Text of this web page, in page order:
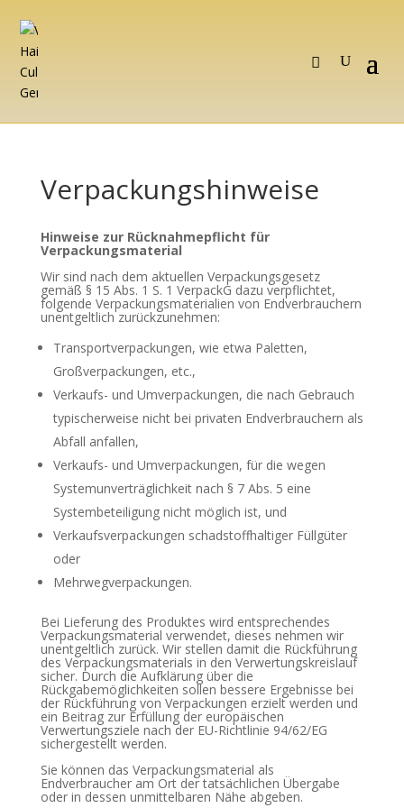
Verpackungshinweise
Hinweise zur Rücknahmepflicht für
Verpackungsmaterial
Wir sind nach dem aktuellen Verpackungsgesetz
gemäß § 15 Abs. 1 S. 1 VerpackG dazu verpflichtet,
folgende Verpackungsmaterialien von Endverbrauchern
unentgeltlich zurückzunehmen:
Transportverpackungen, wie etwa Paletten,
Großverpackungen, etc.,
Verkaufs- und Umverpackungen, die nach Gebrauch
typischerweise nicht bei privaten Endverbrauchern als
Abfall anfallen,
Verkaufs- und Umverpackungen, für die wegen
Systemunverträglichkeit nach § 7 Abs. 5 eine
Systembeteiligung nicht möglich ist, und
Verkaufsverpackungen schadstoffhaltiger Füllgüter
oder
Mehrwegverpackungen.
Bei Lieferung des Produktes wird entsprechendes
Verpackungsmaterial verwendet, dieses nehmen wir
unentgeltlich zurück. Wir stellen damit die Rückführung
des Verpackungsmaterials in den Verwertungskreislauf
sicher. Durch die Aufklärung über die
Rückgabemöglichkeiten sollen bessere Ergebnisse bei
der Rückführung von Verpackungen erzielt werden und
ein Beitrag zur Erfüllung der europäischen
Verwertungsziele nach der EU-Richtlinie 94/62/EG
sichergestellt werden.
Sie können das Verpackungsmaterial als
Endverbraucher am Ort der tatsächlichen Übergabe
oder in dessen unmittelbaren Nähe abgeben.